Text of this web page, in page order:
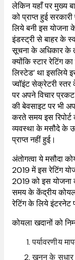
लेकिन यहाँ पर मुख्य
को प्राप्त हुई
लिये बनी इस योजना
इंडस्ट्री से बाहर के
सूचना के अधिकार के
क्योंकि स्टार रेटिंग
लिस्टेड’ था इसलिये
ज्वॉइंट सेक्रेटरी स्तर
पर अपने विचार
की बेवसाइट पर भी
करते समय इस
व्यवस्था के मसौदे के
प्राप्त नहीं हुई।
अंतोगत्वा ये मसौदा
2019 में इस रेटिंग
2019 को इस योजना
समय के केंद्रीय
रेटिंग के लिये इंटरनेट
कोयला खदानों को
पर्यावरणीय
खनन के सुधार